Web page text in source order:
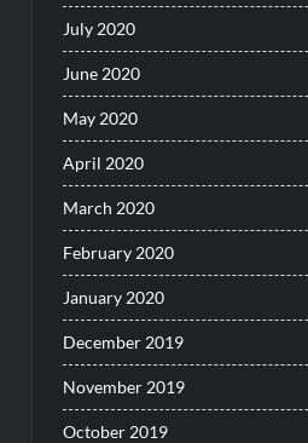
July 2020
June 2020
May 2020
April 2020
March 2020
February 2020
January 2020
December 2019
November 2019
October 2019